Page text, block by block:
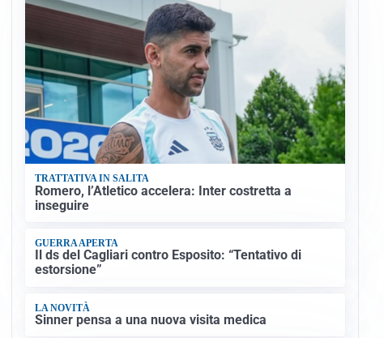
TRATTATIVA IN SALITA
Romero, l’Atletico accelera: Inter costretta a
inseguire
GUERRA APERTA
Il ds del Cagliari contro Esposito: “Tentativo di
estorsione”
LA NOVITÀ
Sinner pensa a una nuova visita medica